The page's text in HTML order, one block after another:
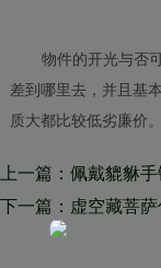
物件的开光与否
差到哪里去，并且基
质大都比较低劣廉价。
上一篇：佩戴貔貅
下一篇：虚空藏菩